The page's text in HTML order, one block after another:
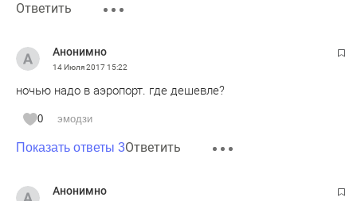
Ответить
Анонимно
14 Июля 201715:22
ночью надо в аэропорт. где дешевле?
0 эмодзи
Показать ответы 3Ответить
Анонимно